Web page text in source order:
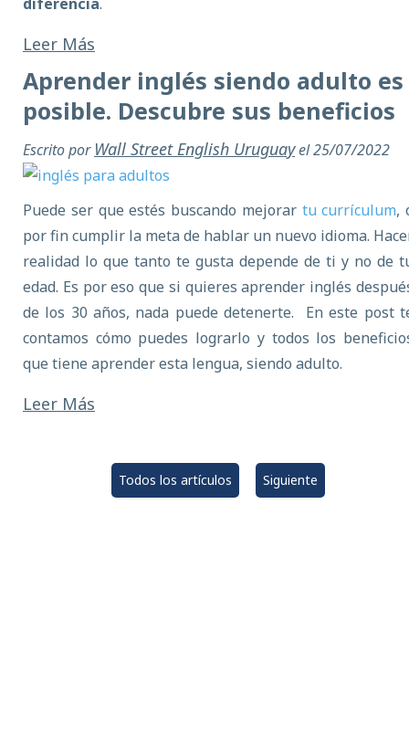
Leer Más
Aprender inglés siendo adulto es
posible. Descubre sus beneficios
Escrito por Wall Street English Uruguayel 25/07/2022
Puede ser que estés buscando mejorar tu currículum,
por fin cumplir la meta de hablar un nuevo idioma.
realidad lo que tanto te gusta depende de ti y no de
edad. Es por eso que si quieres aprender inglés
de los 30 años, nada puede detenerte. En este post
contamos cómo puedes lograrlo y todos los
que tiene aprender esta lengua, siendo adulto.
Leer Más
Todos los artículos Siguiente